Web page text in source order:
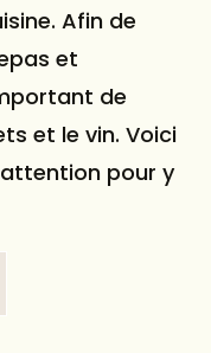
Afin de
et
de
et le vin. Voici
pour y